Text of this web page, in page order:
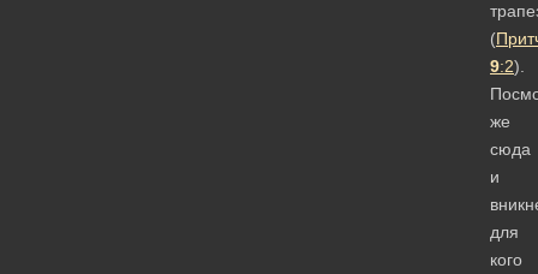
(
9:2).
же
сюда
и
для
кого